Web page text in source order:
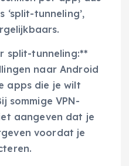
tunneling’,
split-tunneling:**
naar Android
apps die je wilt
sommige VPN-
aangeven dat je
voordat je